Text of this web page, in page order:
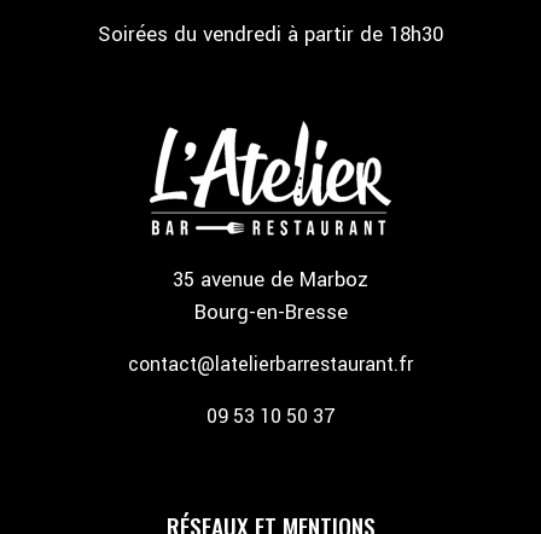
Soirées du vendredi à partir de 18h30
35 avenue de Marboz
Bourg-en-Bresse
contact@latelierbarrestaurant.fr
09 53 10 50 37
RÉSEAUX ET MENTIONS